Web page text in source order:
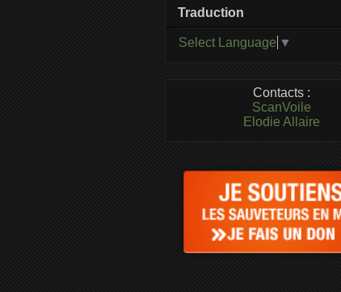
Traduction
Select Language ▼
Contacts :
ScanVoile
Elodie Allaire